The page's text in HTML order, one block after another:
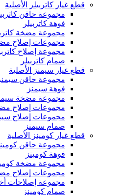
قطع غيار كاتربيلر الأصلية
مجموعة حاقن
فوهة كاتربيلر
مجموعة مضخة
مجموعات إصلاح
مجموعة إصلاح
صمام كاتربيلر
قطع غيار سيمنز الأصلية
مجموعة حاقن
فوهة سيمنز
مجموعة مضخة
مجموعات إصلاح
مجموعات إصلاح
صمام سيمنز
قطع غيار كومينز الأصلية
مجموعة حاقن
فوهة كومينز
مجموعة مضخة
مجموعات إصلاح
مجموعة إصلاحات
صمام كومينز